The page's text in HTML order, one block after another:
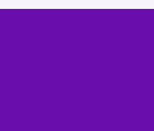
0.1%的目标。加速行动仍有
。